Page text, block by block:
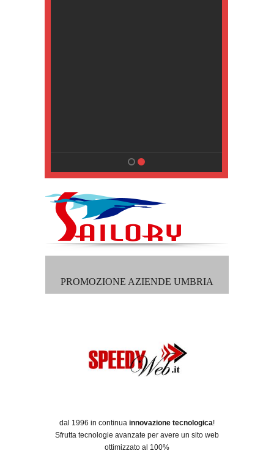
PROMOZIONE AZIENDE UMBRIA
dal 1996 in continua innovazione tecnologica!
Sfrutta tecnologie avanzate per avere un sito web
ottimizzato al 100%